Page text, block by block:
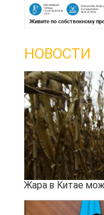
НОВОСТИ
Жара в Китае